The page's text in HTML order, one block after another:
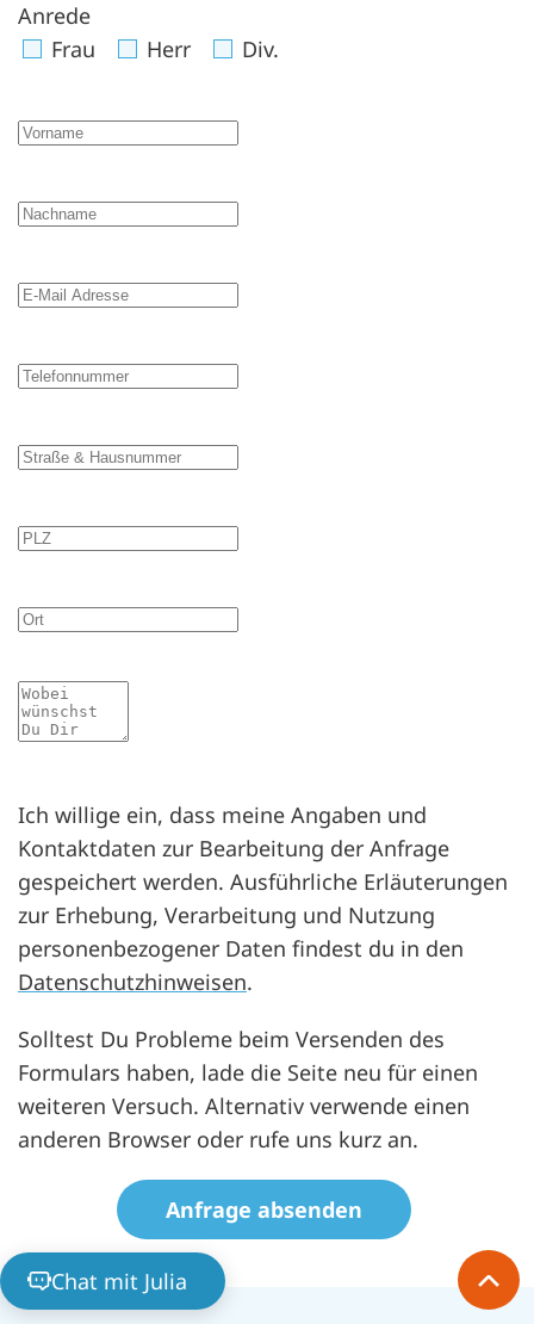
Anrede
Frau
Herr Div.
Vorname
Nachname
E-Mail Adresse
Telefonnummer
Straße & Hausnummer
PLZ
Ort
Mitteilung
Ich willige ein, dass meine Angaben und
Kontaktdaten zur Bearbeitung der Anfrage
gespeichert werden. Ausführliche Erläuterungen
zur Erhebung, Verarbeitung und Nutzung
personenbezogener Daten findest du in den
Datenschutzhinweisen.
Solltest Du Probleme beim Versenden des
Formulars haben, lade die Seite neu für einen
weiteren Versuch. Alternativ verwende einen
anderen Browser oder rufe uns kurz an.
Chat mit Julia